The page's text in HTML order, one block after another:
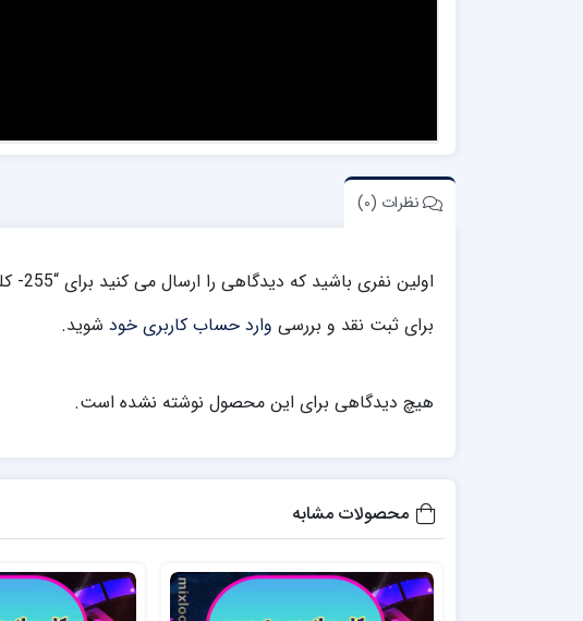
نظرات (0)
اولین نفری باشید که دیدگاهی را ارسال می کنید برای “255- کلیپ ادیوس فضا سبز”
برای ثبت نقد و بررسی وارد حساب کاربری خود شوید.
هیچ دیدگاهی برای این محصول نوشته نشده است.
محصولات مشابه